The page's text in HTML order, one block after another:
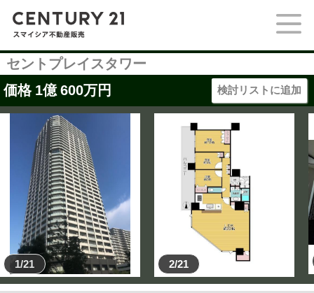
セントプレイスタワー
価格 1億 600万円 検討リストに追加
1/21 2/21